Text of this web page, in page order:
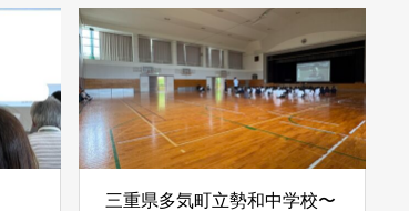
三重県多気町立勢和中学校〜